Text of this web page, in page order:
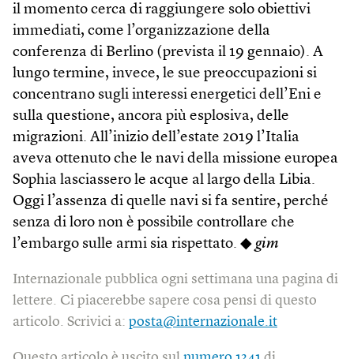
il momento cerca di raggiungere solo obiettivi
immediati, come l’organizzazione della
conferenza di Berlino (prevista il 19 gennaio). A
lungo termine, invece, le sue preoccupazioni si
concentrano sugli interessi energetici dell’Eni e
sulla questione, ancora più esplosiva, delle
migrazioni. All’inizio dell’estate 2019 l’Italia
aveva ottenuto che le navi della missione europea
Sophia lasciassero le acque al largo della Libia.
Oggi l’assenza di quelle navi si fa sentire, perché
senza di loro non è possibile controllare che
l’embargo sulle armi sia rispettato. ◆ gim
Internazionale pubblica ogni settimana una pagina di
lettere. Ci piacerebbe sapere cosa pensi di questo
articolo. Scrivici a: posta@internazionale.it